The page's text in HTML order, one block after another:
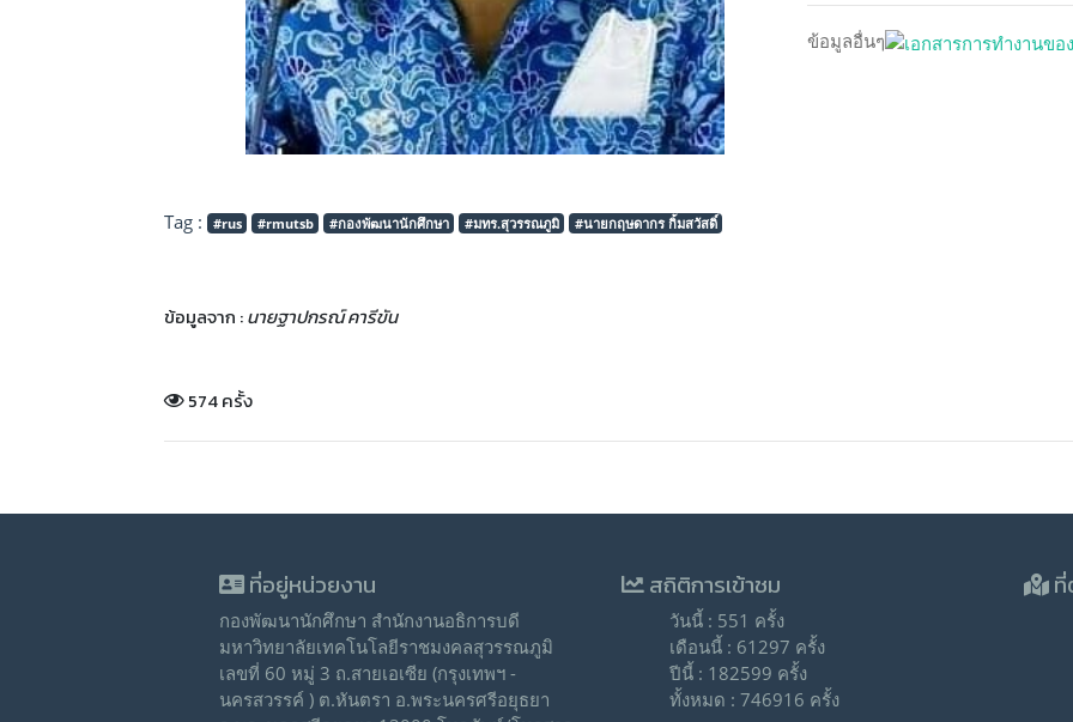
ข้อมูลอื่นๆ
Tag : #rus #rmutsb #กองพัฒนานักศึกษา #มทร.สุวรรณภูมิ #นายกฤษดากร กิ้มสวัสดิ์
ข้อมูลจาก :นายฐาปกรณ์ คารีขัน
574 ครั้ง
ที่อยู่หน่วยงาน
กองพัฒนานักศึกษา สำนักงานอธิการบดี
มหาวิทยาลัยเทคโนโลยีราชมงคลสุวรรณภูมิ
เลขที่ 60 หมู่ 3 ถ.สายเอเซีย (กรุงเทพฯ -
นครสวรรค์ ) ต.หันตรา อ.พระนครศรีอยุธยา
สถิติการเข้าชม
วันนี้ : 551 ครั้ง
เดือนนี้ : 61297 ครั้ง
ปีนี้ : 182599 ครั้ง
ทั้งหมด : 746916 ครั้ง